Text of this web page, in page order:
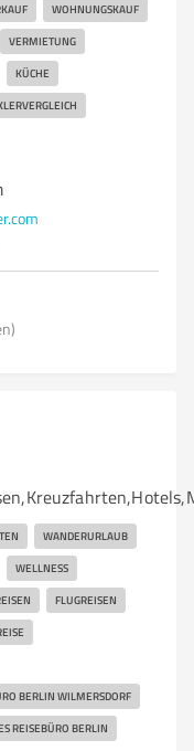
WOHNUNGSKAUF
VERMIETUNG
KÜCHE
WANDERURLAUB
WELLNESS
FLUGREISEN
BERLIN WILMERSDORF
REISEBÜRO BERLIN